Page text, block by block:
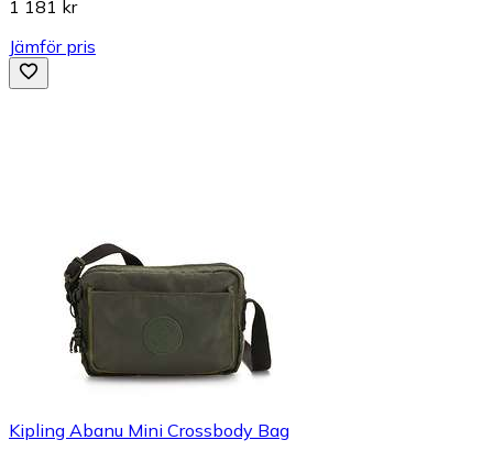
1 181 kr
Jämför pris
Kipling Abanu Mini Crossbody Bag